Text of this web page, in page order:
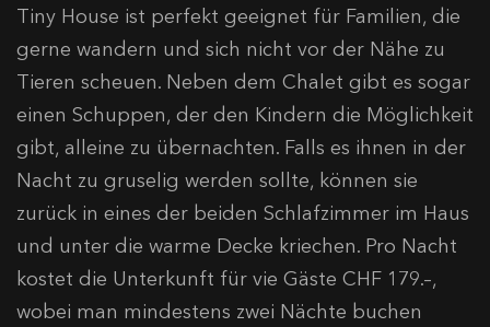
Tiny House ist perfekt geeignet für Familien, die
gerne wandern und sich nicht vor der Nähe zu
Tieren scheuen. Neben dem Chalet gibt es sogar
einen Schuppen, der den Kindern die Möglichkeit
gibt, alleine zu übernachten. Falls es ihnen in der
Nacht zu gruselig werden sollte, können sie
zurück in eines der beiden Schlafzimmer im Haus
und unter die warme Decke kriechen. Pro Nacht
kostet die Unterkunft für vie Gäste CHF 179.–,
wobei man mindestens zwei Nächte buchen